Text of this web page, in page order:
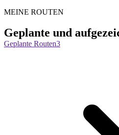
MEINE ROUTEN
Geplante und
Geplante Routen3